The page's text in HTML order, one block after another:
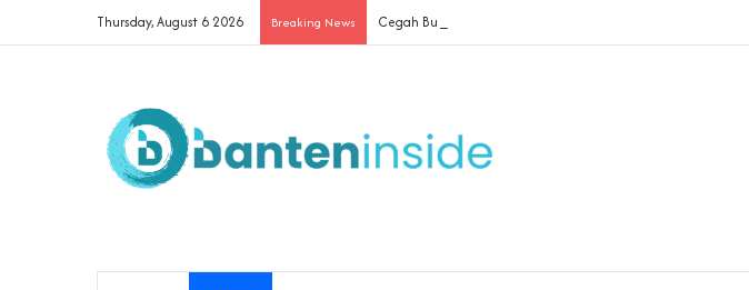
Thursday, August 6 2026 Breaking News Cegah Buruh Terjerat Judol dan Pinjol, Polda Banten Gandeng